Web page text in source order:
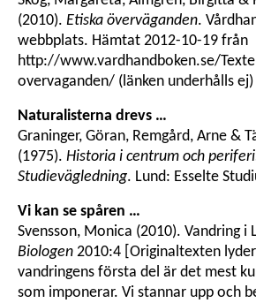
(2010). Etiska överväganden.
webbplats. Hämtat 2012-10-19 från
http://www.vardhandboken.se/
overvaganden/ (länken underhålls ej)
Naturalisterna drevs …
Graninger, Göran, Remgård, Arne &
(1975). Historia i centrum och
Studievägledning. Lund: Esselte
Vi kan se spåren …
Svensson, Monica (2010). Vandring i
Biologen 2010:4 [Originaltexten
vandringens första del är det mest
som imponerar. Vi stannar upp och